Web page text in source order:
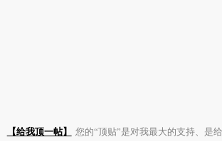
【给我顶一帖】 您的“顶贴”是对我最大的支持、是